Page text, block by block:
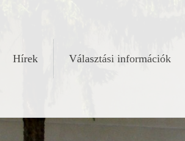
Hírek Választási információk